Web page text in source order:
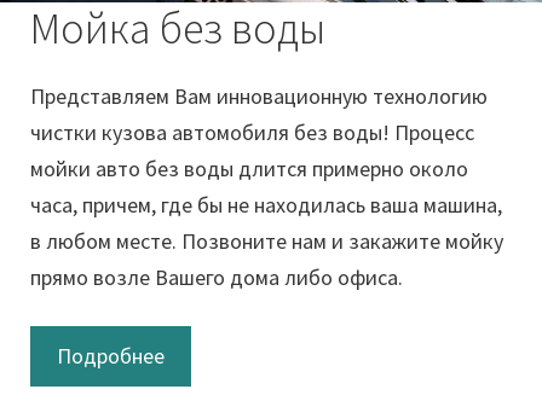
Мойка без воды
Представляем Вам инновационную технологию
чистки кузова автомобиля без воды! Процесс
мойки авто без воды длится примерно около
часа, причем, где бы не находилась ваша машина,
в любом месте. Позвоните нам и закажите мойку
прямо возле Вашего дома либо офиса.
Подробнее